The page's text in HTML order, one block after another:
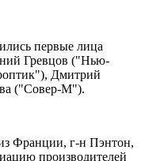
первые лица
Гревцов ("Нью-
Дмитрий
("Совер-М").
Франции, г-н Пэнтон,
производителей